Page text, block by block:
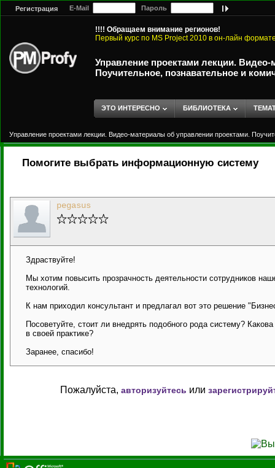
Регистрация E-Mail Пароль
!!!! Обращаем внимание регионов!
Первый курс по MS Project 2010 в он-лайн
Управление проектами лекции.
Поучительное, познавательное и
ЭТО ИНТЕРЕСНО БИБЛИОТЕКА
Управление проектами лекции. Видео-материалы об управлении проектами.
Помогите выбрать информационную систему
pegasus
Здраствуйте!
Мы хотим повысить прозрачность деятельности сотрудников
технологий.
К нам приходил консультант и предлагал вот это решение
Посоветуйте, стоит ли внедрять подобного рода систему?
в своей практике?
Заранее, спасибо!
Пожалуйста, авторизуйтесь или